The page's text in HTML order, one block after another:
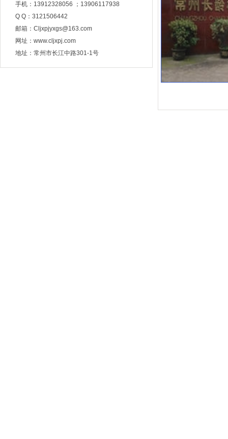
手机：13912328056 ；13906117938
Q Q：3121506442
邮箱：Cljxpjyxgs@163.com
网址：www.cljxpj.com
地址：常州市长江中路301-1号